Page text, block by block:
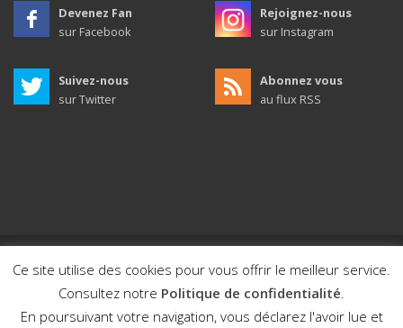
Devenez Fan
sur Facebook
Rejoignez-nous
sur Instagram
Suivez-nous
sur Twitter
Abonnez vous
au flux RSS
© 2011 - 2026 / Ville de Mios / Tous droits réservés.
Design et développement par Bewod.com, agence digitale
Ce site utilise des cookies pour vous offrir le meilleur service.
Consultez notre Politique de confidentialité.
En poursuivant votre navigation, vous déclarez l'avoir lue et